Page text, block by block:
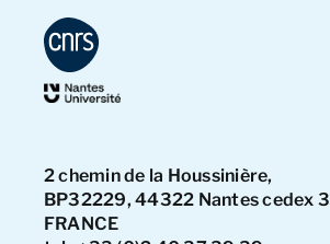
2 chemin de la Houssinière,
BP32229, 44322 Nantes cedex 3
FRANCE